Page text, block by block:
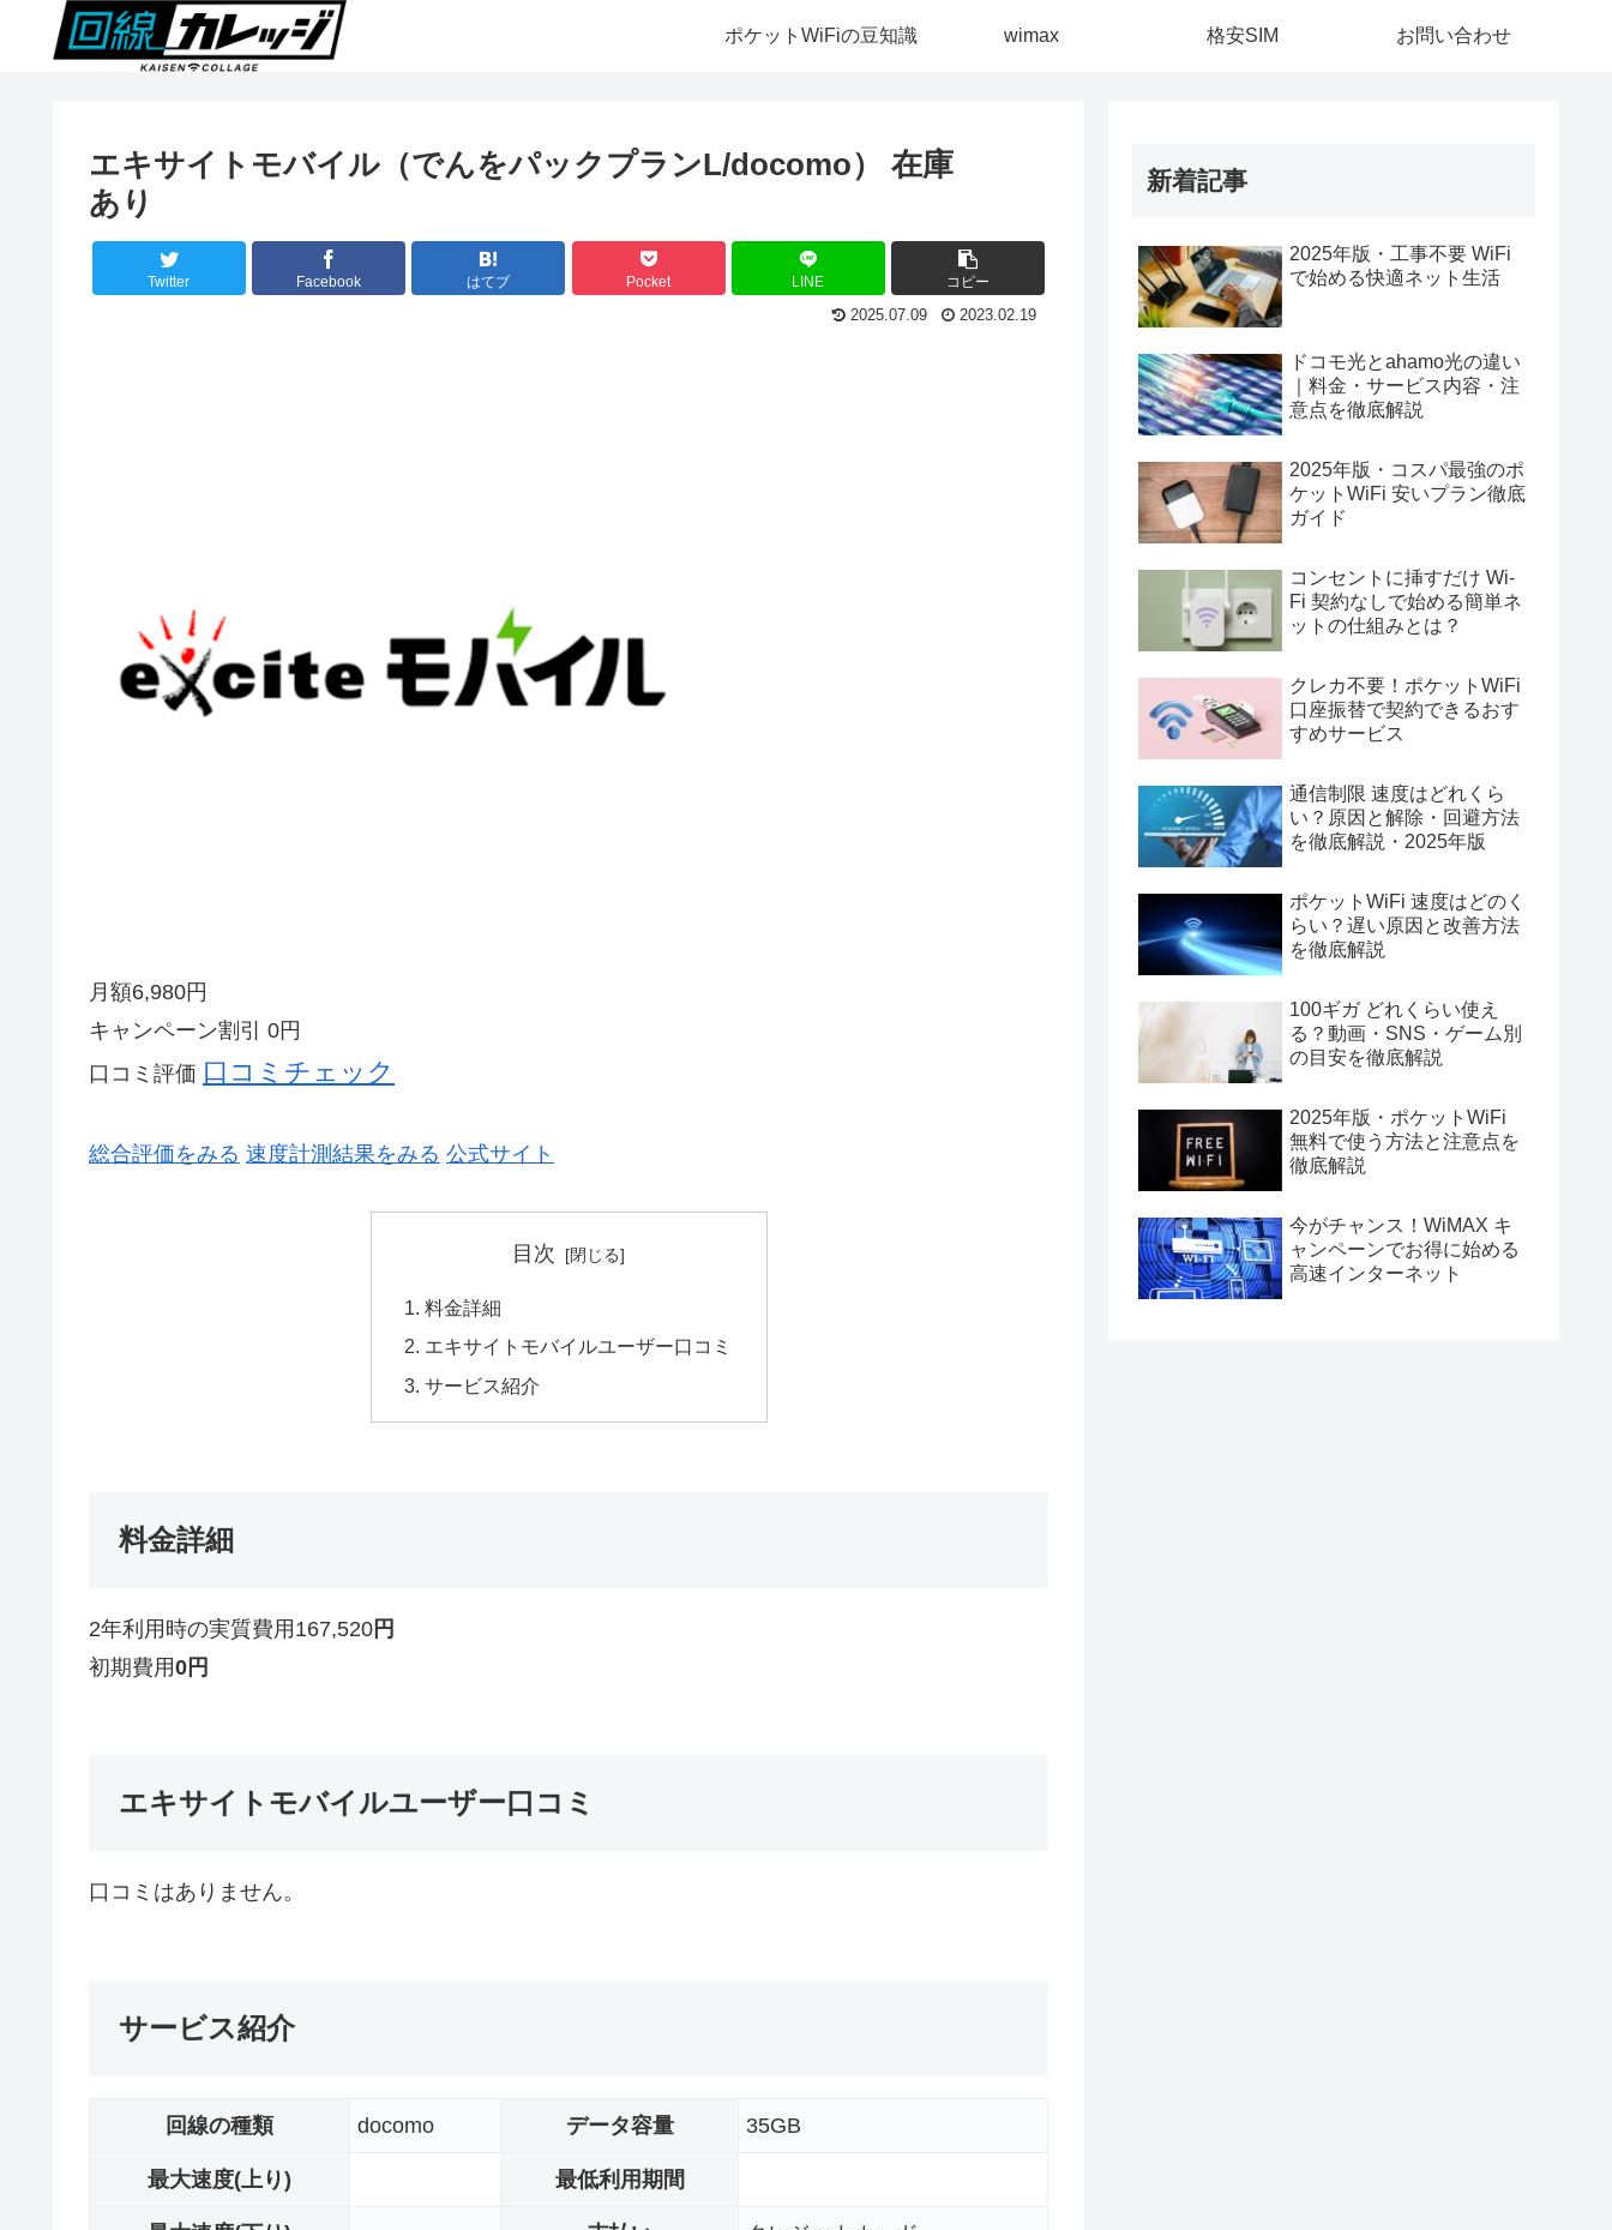
ポケットWiFiの豆知識 wimax 格安SIM お問い合わせ
エキサイトモバイル（でんをパックプランL/docomo） 在庫
あり
Twitter Facebook はてブ Pocket LINE コピー
2025.07.09 2023.02.19
月額6,980円
キャンペーン割引
0円
口コミ評価 口コミチェック
総合評価をみる 速度計測結果をみる 公式サイト
目次
料金詳細
エキサイトモバイルユーザー口コミ
サービス紹介
料金詳細
2年利用時の実質費用 167,520 円
初期費用0 円
エキサイトモバイルユーザー口コミ
口コミはありません。
サービス紹介
回線の種類 docomo データ容量 35GB
最大速度(上り) 最低利用期間
新着記事
2025年版・工事不要 WiFi
で始める快適ネット生活
ドコモ光とahamo光の違い
｜料金・サービス内容・注
意点を徹底解説
2025年版・コスパ最強のポ
ケットWiFi 安いプラン徹底
ガイド
コンセントに挿すだけ Wi-
Fi 契約なしで始める簡単ネ
ットの仕組みとは？
クレカ不要！ポケットWiFi
口座振替で契約できるおす
すめサービス
通信制限 速度はどれくら
い？原因と解除・回避方法
を徹底解説・2025年版
ポケットWiFi 速度はどのく
らい？遅い原因と改善方法
を徹底解説
100ギガ どれくらい使え
る？動画・SNS・ゲーム別
の目安を徹底解説
2025年版・ポケットWiFi
無料で使う方法と注意点を
徹底解説
今がチャンス！WiMAX キ
ャンペーンでお得に始める
高速インターネット